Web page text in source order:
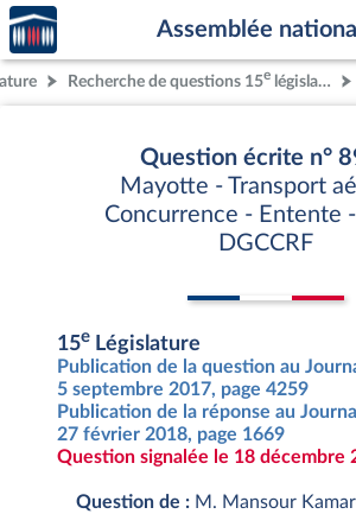
Aller au contenu
Aller en bas de la page
Accèder
à la
page
d'accueil
Assemblée
Recherche de questions 15e législature
Question écrite n°
Mayotte - Transport
Concurrence - Entente
DGCCRF
15e Législature
Publication de la question au
5 septembre 2017, page 4259
Publication de la réponse au
27 février 2018, page 1669
Question signalée le 18 décembre
Question de : M. Mansour